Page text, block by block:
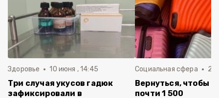
Здоровье 10 июня , 14:45
Три случая укусов гадюк
зафиксировали в
Социальная сфера 20
Вернуться, чтобы
почти 1 500